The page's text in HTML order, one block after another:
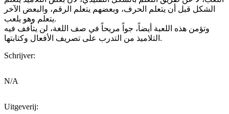
الشكل قبل أن يتعلم الحرف، وبعضهم يتعلم الرقم، والبعض الآخر
يتعلم وهو يلعب.
وتؤمن هذه اللعبة أيضاً، جواً مريحاً في صف اللغة، لن يتأفف فيه
التلاميذ من التدرب على تصريف الأفعال وكتابتها.
Schrijver:
N/A
Uitgeverij: